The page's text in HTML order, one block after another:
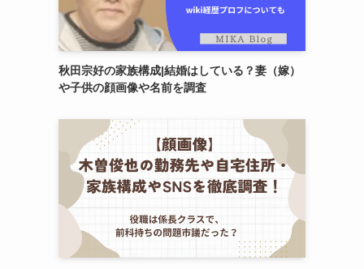
秋田宗好の家族構成|結婚はしている？妻（嫁）
や子供の顔画像や名前を調査